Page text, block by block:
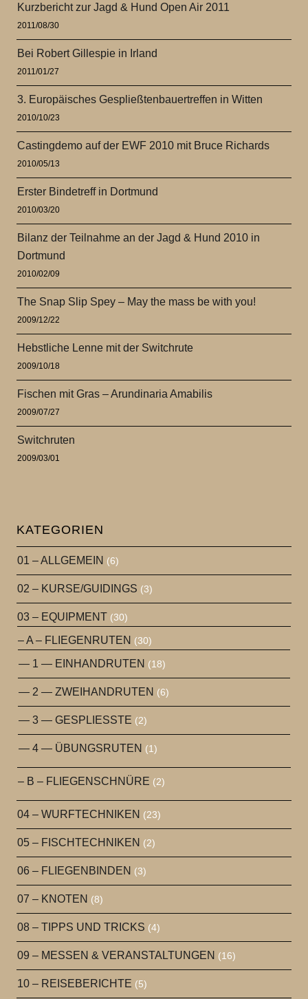
Kurzbericht zur Jagd & Hund Open Air 2011
2011/08/30
Bei Robert Gillespie in Irland
2011/01/27
3. Europäisches Gespließtenbauertreffen in Witten
2010/10/23
Castingdemo auf der EWF 2010 mit Bruce Richards
2010/05/13
Erster Bindetreff in Dortmund
2010/03/20
Bilanz der Teilnahme an der Jagd & Hund 2010 in
Dortmund
2010/02/09
The Snap Slip Spey – May the mass be with you!
2009/12/22
Hebstliche Lenne mit der Switchrute
2009/10/18
Fischen mit Gras – Arundinaria Amabilis
2009/07/27
Switchruten
2009/03/01
KATEGORIEN
01 – ALLGEMEIN (6)
02 – KURSE/GUIDINGS (3)
03 – EQUIPMENT (30)
– A – FLIEGENRUTEN (30)
— 1 — EINHANDRUTEN (18)
— 2 — ZWEIHANDRUTEN (6)
— 3 — GESPLIESSTE (2)
— 4 — ÜBUNGSRUTEN (1)
– B – FLIEGENSCHNÜRE (2)
04 – WURFTECHNIKEN (23)
05 – FISCHTECHNIKEN (2)
06 – FLIEGENBINDEN (3)
07 – KNOTEN (8)
08 – TIPPS UND TRICKS (4)
09 – MESSEN & VERANSTALTUNGEN (16)
10 – REISEBERICHTE (5)